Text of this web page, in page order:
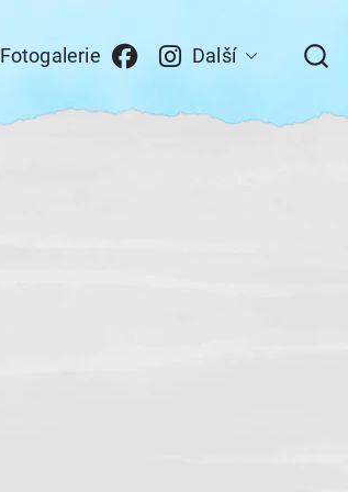
Fotogalerie Další